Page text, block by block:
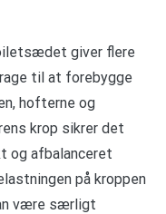
giver flere
til at forebygge
hofterne og
krop sikrer det
og afbalanceret
på kroppen
være særligt